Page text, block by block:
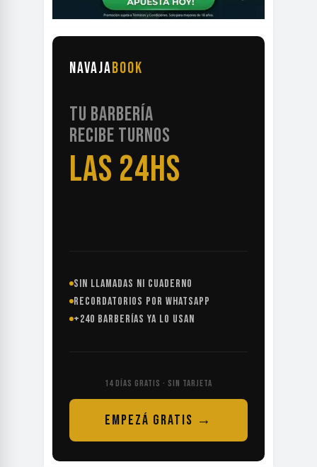
NAVAJABOOK
TU BARBERÍA
RECIBE TURNOS
LAS 24HS
SIN LLAMADAS NI CUADERNO
RECORDATORIOS POR WHATSAPP
+240 BARBERÍAS YA LO USAN
14 DÍAS GRATIS · SIN TARJETA
EMPEZÁ GRATIS →